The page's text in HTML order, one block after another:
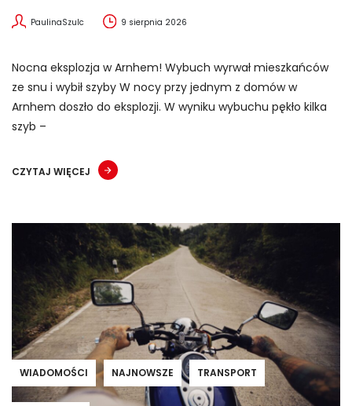
PaulinaSzulc 9 sierpnia 2026
Nocna eksplozja w Arnhem! Wybuch wyrwał mieszkańców
ze snu i wybił szyby W nocy przy jednym z domów w
Arnhem doszło do eksplozji. W wyniku wybuchu pękło kilka
szyb –
CZYTAJ WIĘCEJ
WIADOMOŚCI NAJNOWSZE TRANSPORT